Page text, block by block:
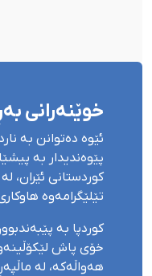
خوێنەرانی
ئێوە دەتوانن بە
پێوەندیدار بە
کوردستانی ئێران،
تێلێگرامەوە
کوردپا بە
خۆی پاش
هەواڵەکە، لە